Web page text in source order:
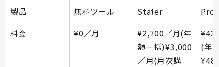
製品 無料ツール Stater
料金
¥0／月
¥2,700／月(年
額一括)¥3,000
／月(月次購
(年